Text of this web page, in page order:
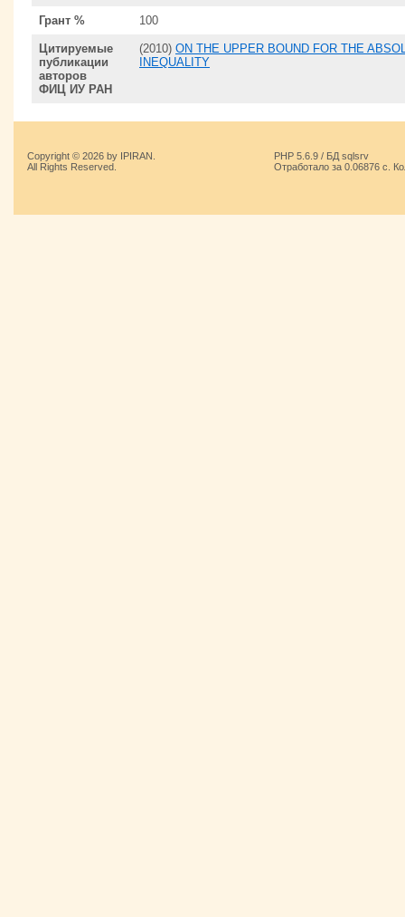
Грант % 100
Цитируемые
публикации
авторов
ФИЦ ИУ РАН
(2010) ON THE UPPER BOUND FOR THE
INEQUALITY
Copyright © 2026 by IPIRAN.
All Rights Reserved.
PHP 5.6.9 / БД sqlsrv
Отработало за 0.06876 с.